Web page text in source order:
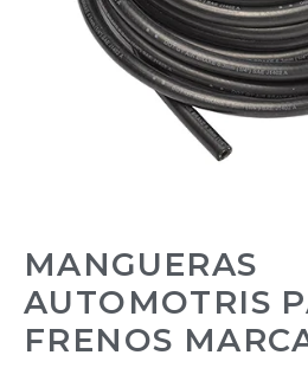
MANGUERAS
AUTOMOTRIS
FRENOS